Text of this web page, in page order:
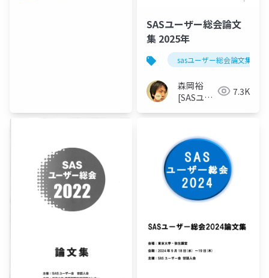
SASユーザー総会論文
集 2025年
sasユーザー総会論文集
森岡裕
[SASユー
7.3K